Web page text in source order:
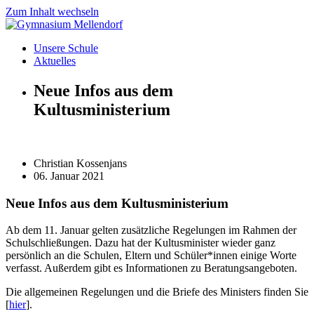
Zum Inhalt wechseln
Unsere Schule
Aktuelles
Neue Infos aus dem
Kultusministerium
Christian Kossenjans
06. Januar 2021
Neue Infos aus dem Kultusministerium
Ab dem 11. Januar gelten zusätzliche Regelungen im Rahmen der
Schulschließungen. Dazu hat der Kultusminister wieder ganz
persönlich an die Schulen, Eltern und Schüler*innen einige Worte
verfasst. Außerdem gibt es Informationen zu Beratungsangeboten.
Die allgemeinen Regelungen und die Briefe des Ministers finden Sie
[hier].